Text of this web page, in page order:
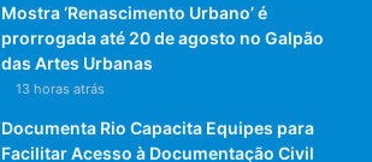
Mostra ‘Renascimento Urbano’ é
prorrogada até 20 de agosto no Galpão
das Artes Urbanas
13 horas atrás
Documenta Rio Capacita Equipes para
Facilitar Acesso à Documentação Civil